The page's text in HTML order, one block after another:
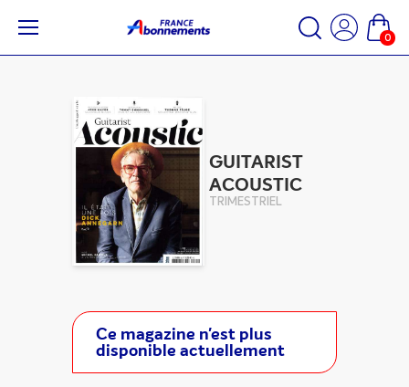
0
GUITARIST
ACOUSTIC
TRIMESTRIEL
Ce magazine n'est plus
disponible actuellement